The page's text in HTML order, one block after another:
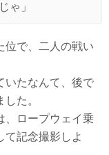
ゃ」
位で、二人の戦い
いたなんて、後で
た。
、ロープウェイ乗
て記念撮影しよ